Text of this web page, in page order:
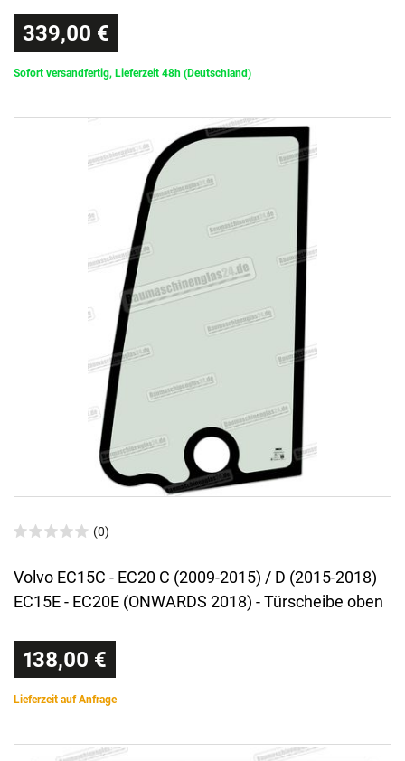
339,00 €
Sofort versandfertig, Lieferzeit 48h (Deutschland)
(0)
Volvo EC15C - EC20 C (2009-2015) / D (2015-2018)
EC15E - EC20E (ONWARDS 2018) - Türscheibe oben
138,00 €
Lieferzeit auf Anfrage